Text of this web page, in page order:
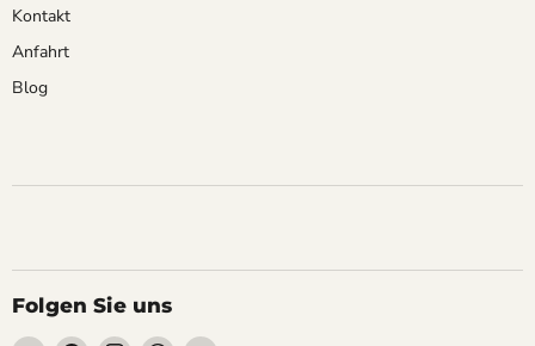
Kontakt
Anfahrt
Blog
Folgen Sie uns